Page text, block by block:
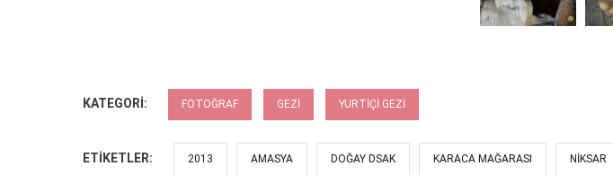
KATEGORI: FOTOĞRAF GEZI YURTIÇI GEZI
ETIKETLER: 2013 AMASYA DOĞAY DSAK KARACA MAĞARASI NIKSAR